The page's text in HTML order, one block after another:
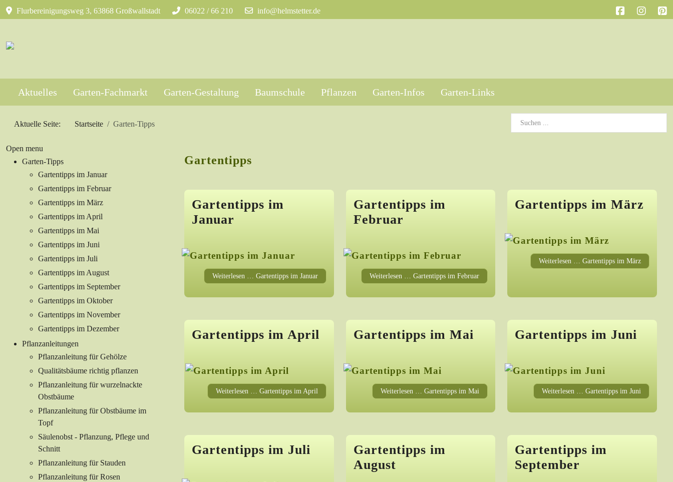
Flurbereinigungsweg 3, 63868 Großwallstadt 06022 / 66 210 info@helmstetter.de
Aktuelles Garten-Fachmarkt Garten-Gestaltung Baumschule Pflanzen Garten-Infos Garten-Links
Aktuelle Seite: Startseite Garten-Tipps
Open menu
Garten-Tipps
Gartentipps im Januar
Gartentipps im Februar
Gartentipps im März
Gartentipps im April
Gartentipps im Mai
Gartentipps im Juni
Gartentipps im Juli
Gartentipps im August
Gartentipps im September
Gartentipps im Oktober
Gartentipps im November
Gartentipps im Dezember
Pflanzanleitungen
Pflanzanleitung für Gehölze
Qualitätsbäume richtig pflanzen
Pflanzanleitung für wurzelnackte
Obstbäume
Pflanzanleitung für Obstbäume im
Topf
Säulenobst - Pflanzung, Pflege und
Schnitt
Pflanzanleitung für Stauden
Pflanzanleitung für Rosen
Gartentipps
Gartentipps im
Januar
Weiterlesen … Gartentipps im Januar
Gartentipps im
Februar
Weiterlesen … Gartentipps im Februar
Gartentipps im März
Weiterlesen … Gartentipps im März
Gartentipps im April
Weiterlesen … Gartentipps im April
Gartentipps im Mai
Weiterlesen … Gartentipps im Mai
Gartentipps im Juni
Weiterlesen … Gartentipps im Juni
Gartentipps im Juli
Gartentipps im
August
Gartentipps im
September